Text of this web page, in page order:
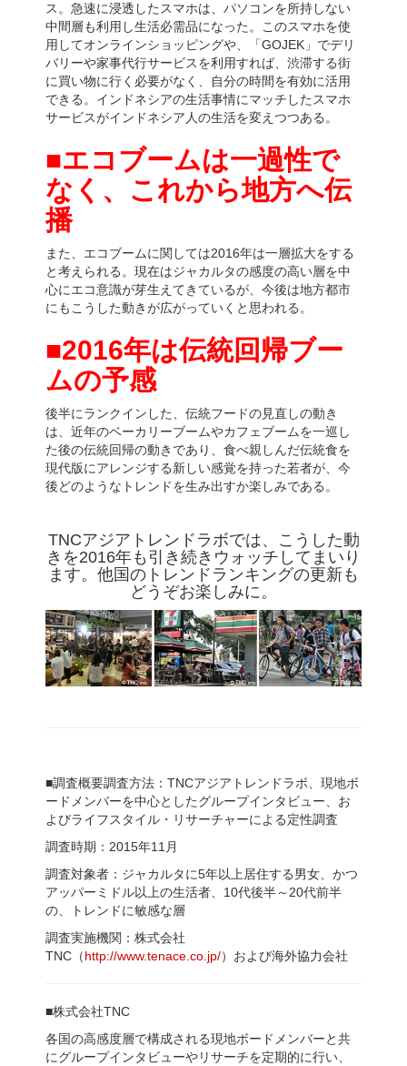
ス。急速に浸透したスマホは、パソコンを所持しない
中間層も利用し生活必需品になった。このスマホを使
用してオンラインショッピングや、「GOJEK」でデリ
バリーや家事代行サービスを利用すれば、渋滞する街
に買い物に行く必要がなく、自分の時間を有効に活用
できる。インドネシアの生活事情にマッチしたスマホ
サービスがインドネシア人の生活を変えつつある。
■エコブームは一過性で
なく、これから地方へ伝
播
また、エコブームに関しては2016年は一層拡大をする
と考えられる。現在はジャカルタの感度の高い層を中
心にエコ意識が芽生えてきているが、今後は地方都市
にもこうした動きが広がっていくと思われる。
■2016年は伝統回帰ブー
ムの予感
後半にランクインした、伝統フードの見直しの動き
は、近年のベーカリーブームやカフェブームを一巡し
た後の伝統回帰の動きであり、食べ親しんだ伝統食を
現代版にアレンジする新しい感覚を持った若者が、今
後どのようなトレンドを生み出すか楽しみである。
TNCアジアトレンドラボでは、こうした動
きを2016年も引き続きウォッチしてまいり
ます。他国のトレンドランキングの更新も
どうぞお楽しみに。
■調査概要調査方法：TNCアジアトレンドラボ、現地ボ
ードメンバーを中心としたグループインタビュー、お
よびライフスタイル・リサーチャーによる定性調査
調査時期：2015年11月
調査対象者：ジャカルタに5年以上居住する男女、かつ
アッパーミドル以上の生活者、10代後半～20代前半
の、トレンドに敏感な層
調査実施機関：株式会社
TNC（http://www.tenace.co.jp/）および海外協力会社
■株式会社TNC
各国の高感度層で構成される現地ボードメンバーと共
にグループインタビューやリサーチを定期的に行い、